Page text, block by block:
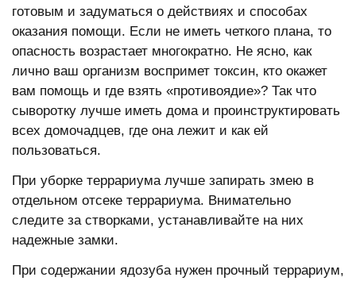
готовым и задуматься о действиях и способах
оказания помощи. Если не иметь четкого плана, то
опасность возрастает многократно. Не ясно, как
лично ваш организм воспримет токсин, кто окажет
вам помощь и где взять «противоядие»? Так что
сыворотку лучше иметь дома и проинструктировать
всех домочадцев, где она лежит и как ей
пользоваться.
При уборке террариума лучше запирать змею в
отдельном отсеке террариума. Внимательно
следите за створками, устанавливайте на них
надежные замки.
При содержании ядозуба нужен прочный террариум,